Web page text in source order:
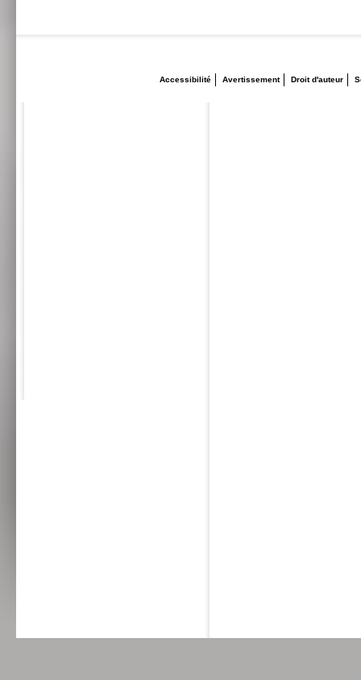
Accessibilité Avertissement Droit d'auteur